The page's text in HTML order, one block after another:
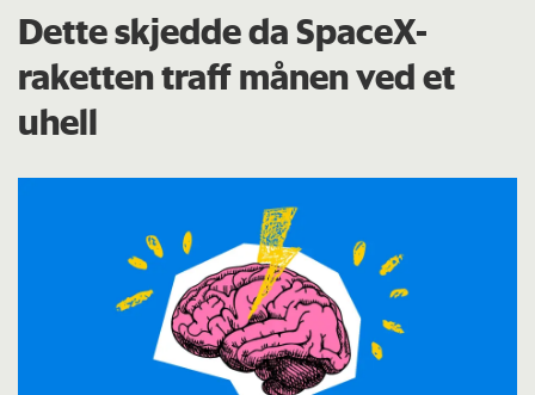
Dette skjedde da SpaceX-
raketten traff månen ved et
uhell